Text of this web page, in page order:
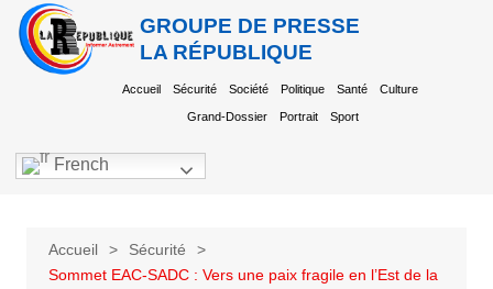
GROUPE DE PRESSE
LA RÉPUBLIQUE
Accueil Sécurité Société Politique Santé Culture
Grand-Dossier Portrait Sport
French
Accueil
Sécurité
Sommet EAC-SADC : Vers une paix fragile en l’Est de la